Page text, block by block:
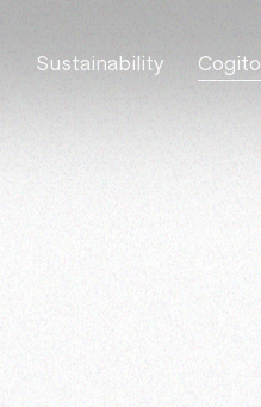
Sustainability Cogito